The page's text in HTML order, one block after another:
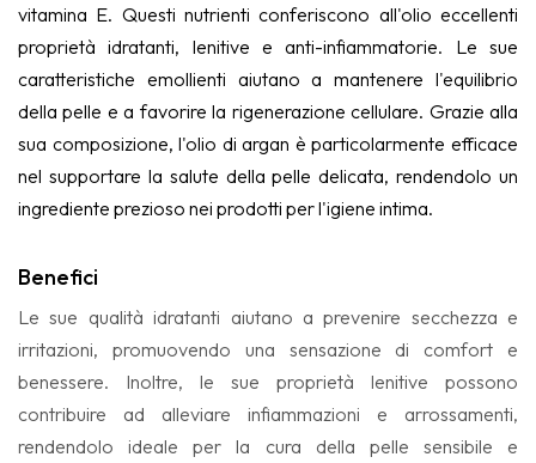
vitamina E. Questi nutrienti conferiscono all'olio eccellenti
proprietà idratanti, lenitive e anti-infiammatorie. Le sue
caratteristiche emollienti aiutano a mantenere l'equilibrio
della pelle e a favorire la rigenerazione cellulare. Grazie alla
sua composizione, l'olio di argan è particolarmente efficace
nel supportare la salute della pelle delicata, rendendolo un
ingrediente prezioso nei prodotti per l'igiene intima.
Benefici
Le sue qualità idratanti aiutano a prevenire secchezza e
irritazioni, promuovendo una sensazione di comfort e
benessere. Inoltre, le sue proprietà lenitive possono
contribuire ad alleviare infiammazioni e arrossamenti,
rendendolo ideale per la cura della pelle sensibile e